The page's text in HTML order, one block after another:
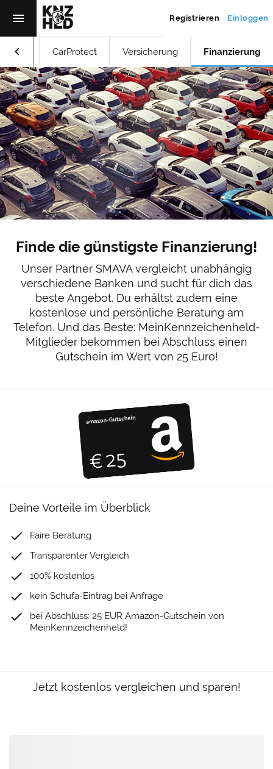
menu Registrieren Einloggen
keyboard_arrow_left CarProtect Versicherung Finanzierung
Finde die günstigste Finanzierung!
Unser Partner SMAVA vergleicht unabhängig
verschiedene Banken und sucht für dich das
beste Angebot. Du erhältst zudem eine
kostenlose und persönliche Beratung am
Telefon. Und das Beste: MeinKennzeichenheld-
Mitglieder bekommen bei Abschluss einen
Gutschein im Wert von 25 Euro!
Deine Vorteile im Überblick
done Faire Beratung
done Transparenter Vergleich
done 100% kostenlos
done kein Schufa-Eintrag bei Anfrage
done
bei Abschluss: 25 EUR Amazon-Gutschein von
MeinKennzeichenheld!
Jetzt kostenlos vergleichen und sparen!